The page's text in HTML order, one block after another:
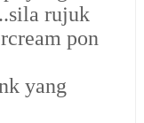
rujuk
pon
yang